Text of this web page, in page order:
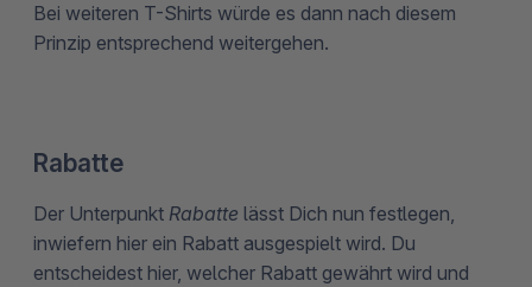
Bei weiteren T-Shirts würde es dann nach diesem
Prinzip entsprechend weitergehen.
Rabatte
Der Unterpunkt Rabatte lässt Dich nun festlegen,
inwiefern hier ein Rabatt ausgespielt wird. Du
entscheidest hier, welcher Rabatt gewährt wird und